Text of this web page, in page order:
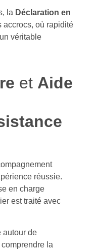
la Déclaration en
accrocs, où rapidité
véritable
et Aide
réussie.
en charge
est traité avec
autour de
la